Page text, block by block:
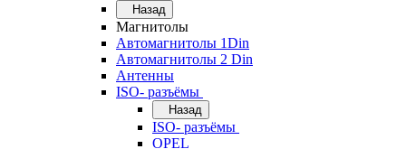
Назад
Магнитолы
Автомагнитолы 1Din
Автомагнитолы 2 Din
Антенны
ISO- разъёмы
Назад
ISO- разъёмы
OPEL